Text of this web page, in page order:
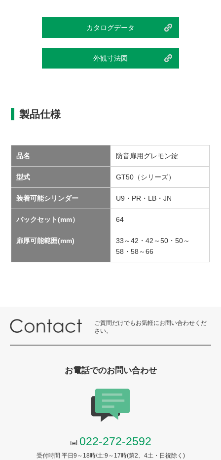
カタログデータ
外観寸法図
製品仕様
品名 防音扉用グレモン錠
型式 GT50（シリーズ）
装着可能シリンダー U9・PR・LB・JN
バックセット(mm） 64
扉厚可能範囲(mm)
33～42・42～50・50～
58・58～66
ご質問だけでもお気軽にお問い合わせくだ
さい。
お電話でのお問い合わせ
tel.022-272-2592
受付時間 平日9～18時/土:9～17時(第2、4土・日祝除く)